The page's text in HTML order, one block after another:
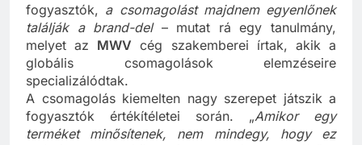
Amikor a „megelégedettségről” beszélnek a
fogyasztók,a csomagolást majdnem egyenlőnek
találják a brand-del– mutat rá egy tanulmány,
melyet az
MWVcég szakemberei írtak, akik a
globális csomagolások elemzéseire
specializálódtak.
A csomagolás kiemelten nagy szerepet játszik a
fogyasztók értékítéletei során. „Amikor egy